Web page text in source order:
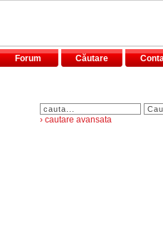
Forum Căutare
› cautare avansata